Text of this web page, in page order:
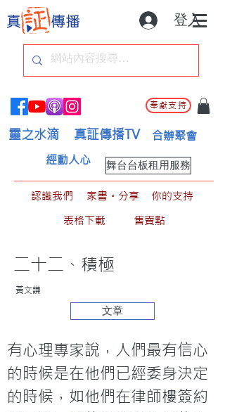
登入
奉獻支持
靈之水滴 真証傳播TV 合辦聚會
舞台台板租用服務
經動人心
認識我們 家書。分享
你的支持
表格下載
售賣點
二十二、積極
黃文謙
文章
有心理專家說，人們最有信心
的時候是在他們已經委身決定
的時候，如他們在律師樓簽約